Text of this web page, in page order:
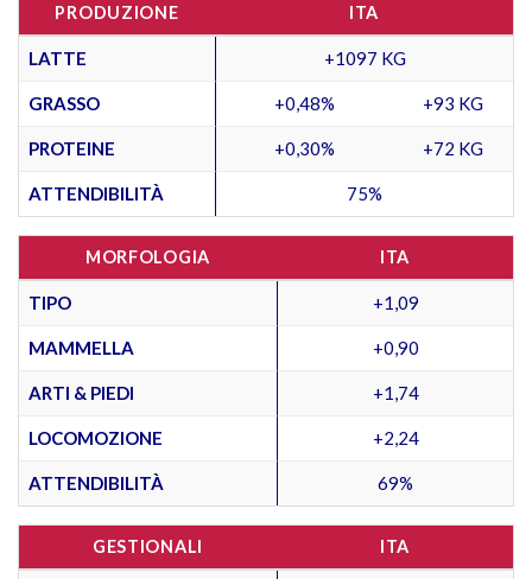
PRODUZIONE ITA
LATTE +1097 KG
GRASSO +0,48% +93 KG
PROTEINE +0,30% +72 KG
ATTENDIBILITÀ 75%
MORFOLOGIA ITA
TIPO +1,09
MAMMELLA +0,90
ARTI & PIEDI +1,74
LOCOMOZIONE +2,24
ATTENDIBILITÀ 69%
GESTIONALI ITA